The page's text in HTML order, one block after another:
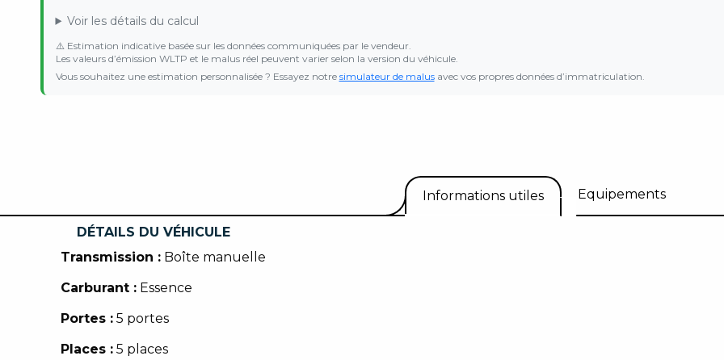
Voir les détails du calcul
⚠️ Estimation indicative basée sur les données communiquées par le vendeur.
Les valeurs d’émission WLTP et le malus réel peuvent varier selon la version du véhicule.
Vous souhaitez une estimation personnalisée ? Essayez notre simulateur de malusavec vos propres données d’immatriculation.
Informations utiles Equipements
DÉTAILS DU VÉHICULE
Transmission :Boîte manuelle
Carburant :Essence
Portes :5 portes
Places :5 places